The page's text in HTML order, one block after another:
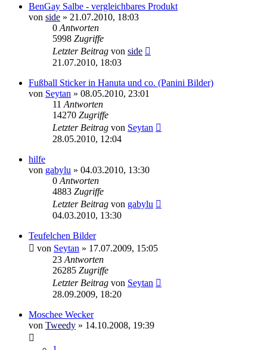
BenGay Salbe - vergleichbares Produkt
von side » 21.07.2010, 18:03
0 Antworten
5998 Zugriffe
Letzter Beitrag von side
21.07.2010, 18:03
Fußball Sticker in Hanuta und co. (Panini Bilder)
von Seytan » 08.05.2010, 23:01
11 Antworten
14270 Zugriffe
Letzter Beitrag von Seytan
28.05.2010, 12:04
hilfe
von gabylu » 04.03.2010, 13:30
0 Antworten
4883 Zugriffe
Letzter Beitrag von gabylu
04.03.2010, 13:30
Teufelchen Bilder
von Seytan » 17.07.2009, 15:05
23 Antworten
26285 Zugriffe
Letzter Beitrag von Seytan
28.09.2009, 18:20
Moschee Wecker
von Tweedy » 14.10.2008, 19:39